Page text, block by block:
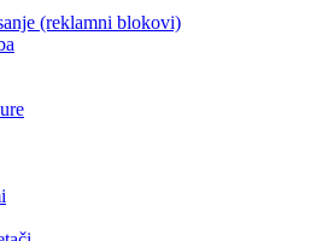
(reklamni blokovi)